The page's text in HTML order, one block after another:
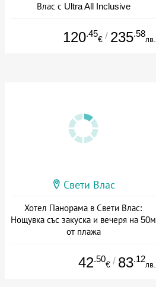
Влас с Ultra All Inclusive
120.45
€ / 235.58
лв.
Свети Влас
Хотел Панорама в Свети Влас:
Нощувка със закуска и вечеря на 50м
от плажа
42.50
€ / 83.12
лв.